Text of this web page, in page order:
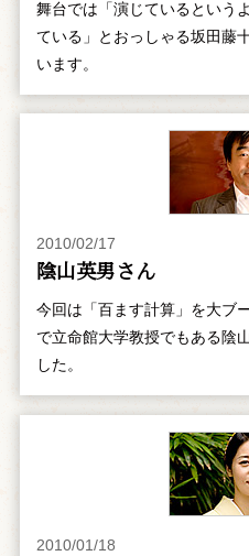
舞台では「演じているという
ている」とおっしゃる坂田藤
います。
2010/02/17
陰山英男さん
今回は「百ます計算」を大ブ
で立命館大学教授でもある陰
した。
2010/01/18